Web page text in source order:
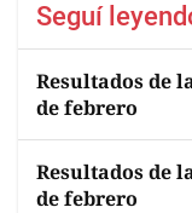
Seguí
Resultados de
de febrero
Resultados de
de febrero